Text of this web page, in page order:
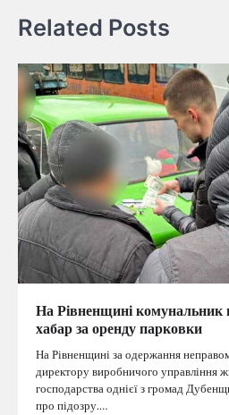
Related Posts
На Рівненщині комунальник
хабар за оренду парковки
На Рівненщині за одержання
директору виробничого управління
господарства однієї з громад
про підозру.…